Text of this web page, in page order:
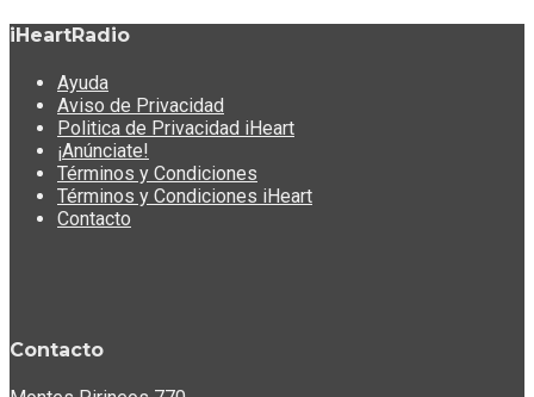
iHeartRadio
Ayuda
Aviso de Privacidad
Politica de Privacidad iHeart
¡Anúnciate!
Términos y Condiciones
Términos y Condiciones iHeart
Contacto
Contacto